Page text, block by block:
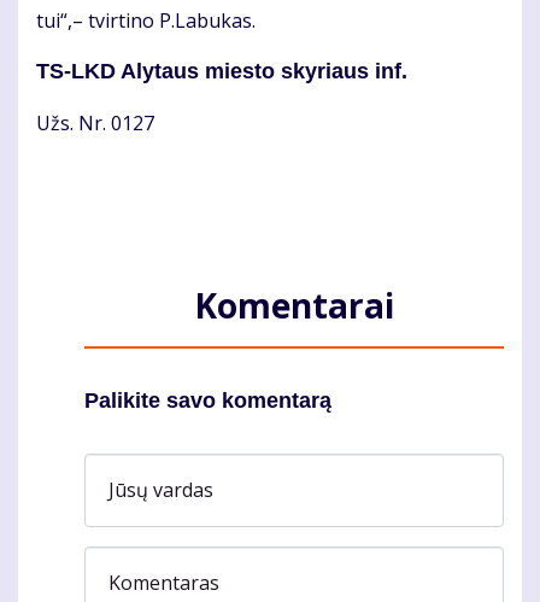
tui“,– tvirtino P.La­bu­kas.
TS-LKD Aly­taus mies­to sky­riaus inf.
Užs. Nr. 0127
Komentarai
Palikite savo komentarą
Jūsų vardas
Komentaras